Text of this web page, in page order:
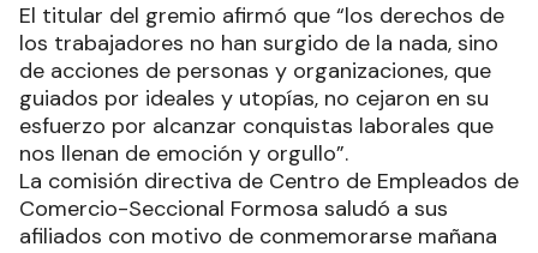
El titular del gremio afirmó que “los derechos de
los trabajadores no han surgido de la nada, sino
de acciones de personas y organizaciones, que
guiados por ideales y utopías, no cejaron en su
esfuerzo por alcanzar conquistas laborales que
nos llenan de emoción y orgullo”.
La comisión directiva de Centro de Empleados de
Comercio-Seccional Formosa saludó a sus
afiliados con motivo de conmemorarse mañana